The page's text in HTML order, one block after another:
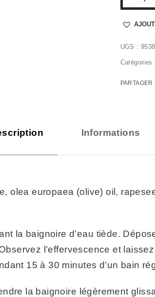
9538
Catégories
PARTAGER
Informations
olea europaea (olive) oil,
la baignoire d’eau tiède.
l’effervescence et
15 à 30 minutes d’un bain
la baignoire légèrement